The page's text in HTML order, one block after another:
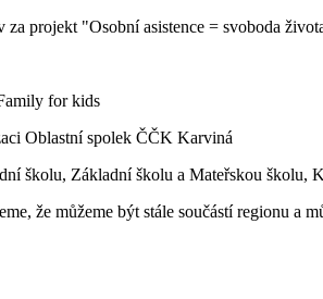
projekt "Osobní asistence = svoboda
for kids
Oblastní spolek ČČK Karviná
školu, Základní školu a Mateřskou školu,
že můžeme být stále součástí regionu